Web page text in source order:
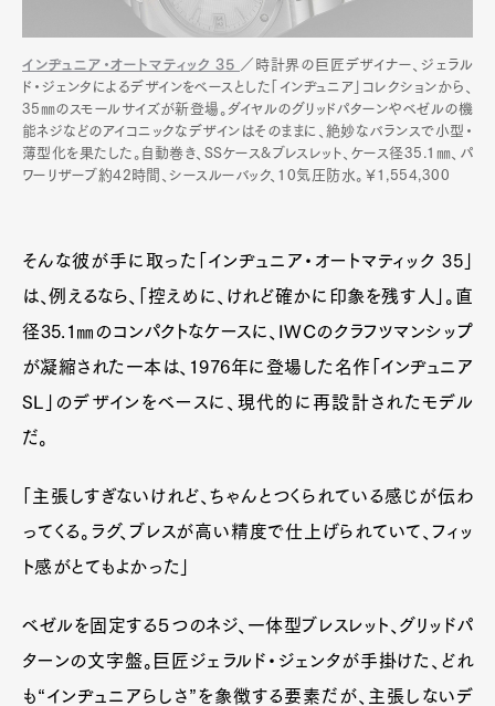
インヂュニア・オートマティック 35 ／時計界の巨匠デザイナー、ジェラル
ド・ジェンタによるデザインをベースとした「インヂュニア」コレクションから、
35㎜のスモールサイズが新登場。ダイヤルのグリッドパターンやベゼルの機
能ネジなどのアイコニックなデザインはそのままに、絶妙なバランスで小型・
薄型化を果たした。自動巻き、SSケース&ブレスレット、ケース径35.1㎜、パ
ワーリザーブ約42時間、シースルーバック、10気圧防水。￥1,554,300
そんな彼が手に取った「インヂュニア・オートマティック 35」
は、例えるなら、「控えめに、けれど確かに印象を残す人」。直
径35.1㎜のコンパクトなケースに、IWCのクラフツマンシップ
が凝縮された一本は、1976年に登場した名作「インヂュニア
SL」のデザインをベースに、現代的に再設計されたモデル
だ。
「主張しすぎないけれど、ちゃんとつくられている感じが伝わ
ってくる。ラグ、ブレスが高い精度で仕上げられていて、フィッ
ト感がとてもよかった」
ベゼルを固定する５つのネジ、一体型ブレスレット、グリッドパ
ターンの文字盤。巨匠ジェラルド・ジェンタが手掛けた、どれ
も“インヂュニアらしさ”を象徴する要素だが、主張しないデ